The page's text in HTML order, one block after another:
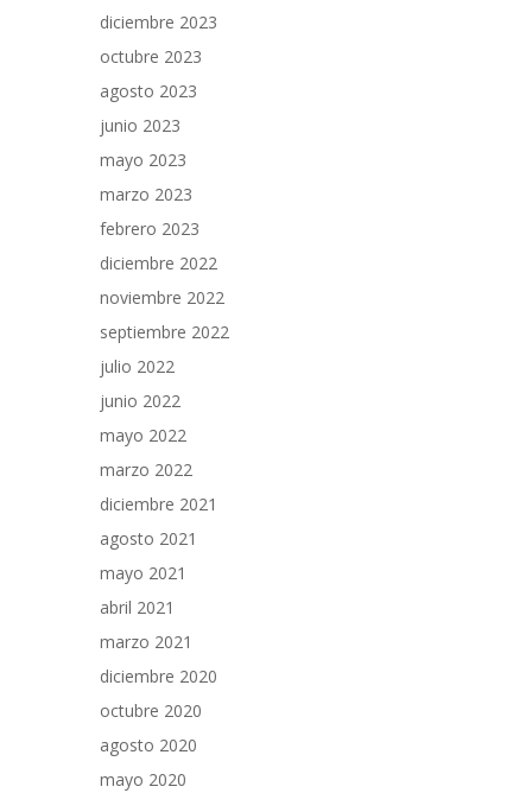
diciembre 2023
octubre 2023
agosto 2023
junio 2023
mayo 2023
marzo 2023
febrero 2023
diciembre 2022
noviembre 2022
septiembre 2022
julio 2022
junio 2022
mayo 2022
marzo 2022
diciembre 2021
agosto 2021
mayo 2021
abril 2021
marzo 2021
diciembre 2020
octubre 2020
agosto 2020
mayo 2020